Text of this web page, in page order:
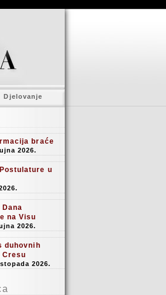
Djelovanje
braće
2026.
u
na Visu
2026.
duhovnih
Cresu
2026.